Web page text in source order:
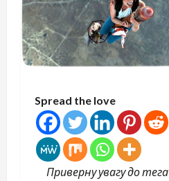
Spread the love
Приверну увагу до тега